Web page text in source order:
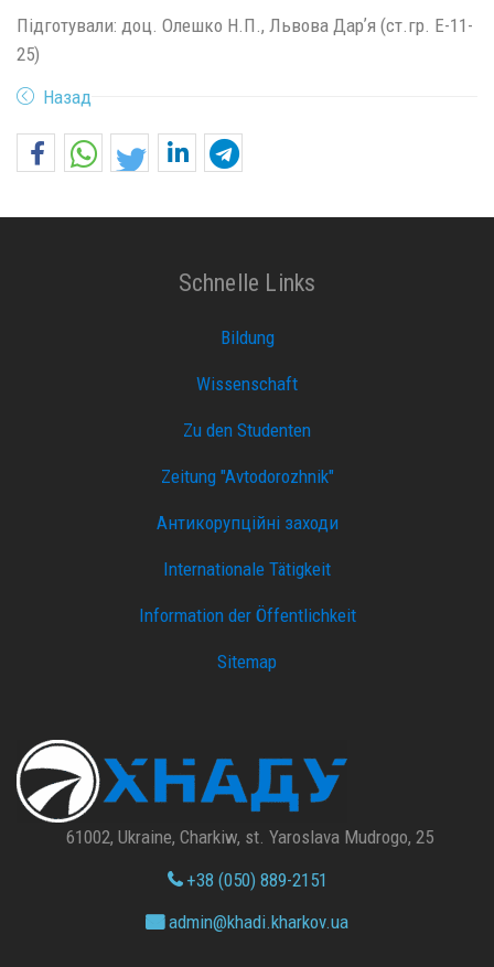
Підготували: доц. Олешко Н.П., Львова Дарʼя (ст.гр. Е-11-
25)
Назад
Schnelle Links
Bildung
Wissenschaft
Zu den Studenten
Zeitung "Avtodorozhnik"
Антикорупційні заходи
Internationale Tätigkeit
Information der Öffentlichkeit
Sitemap
61002, Ukraine, Charkiw, st. Yaroslava Mudrogo, 25
+38 (050) 889-2151
admin@khadi.kharkov.ua